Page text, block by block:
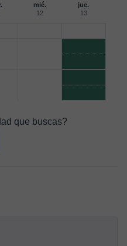
mié.
12
jue.
13
que buscas?